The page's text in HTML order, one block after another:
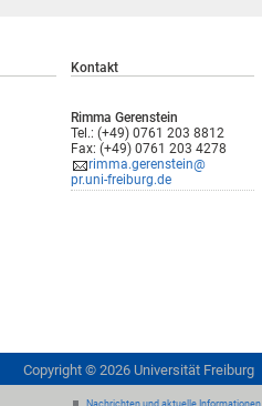
Kontakt
Rimma Gerenstein
Tel.: (+49) 0761 203 8812
Fax: (+49) 0761 203 4278
rimma.gerenstein@
pr.uni-freiburg.de
Copyright © 2026 Universität Freiburg